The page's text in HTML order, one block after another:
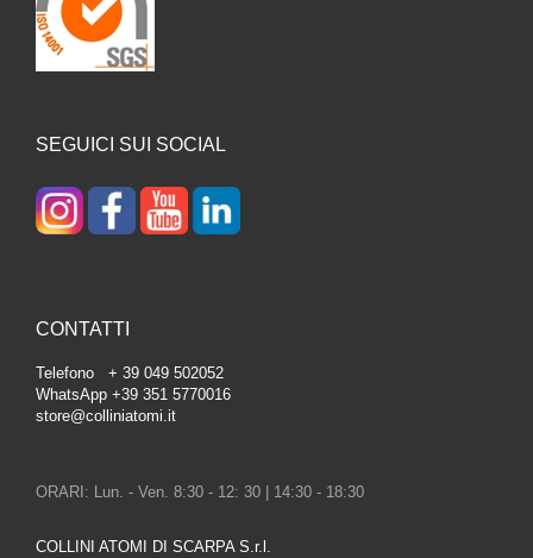
SEGUICI SUI SOCIAL
CONTATTI
Telefono + 39 049 502052
WhatsApp +39 351 5770016
store@colliniatomi.it
ORARI: Lun. - Ven. 8:30 - 12: 30 | 14:30 - 18:30
COLLINI ATOMI DI SCARPA S.r.l.